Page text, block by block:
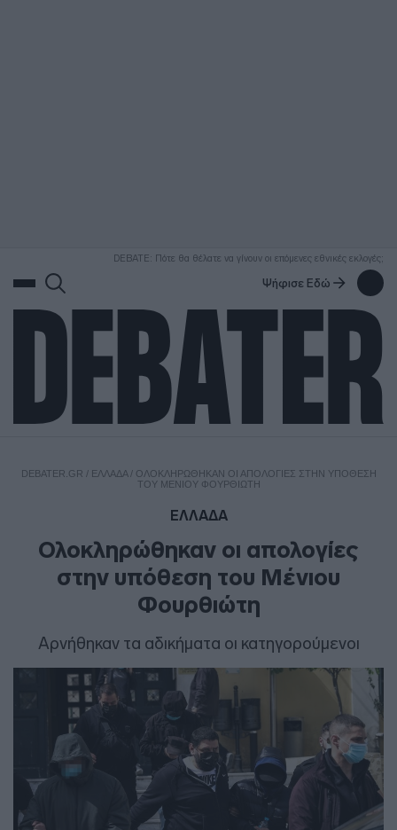
DEBATE: Πότε θα θέλατε να γίνουν οι επόμενες εθνικές εκλογές;
Ψήφισε Εδώ
DEBATER.GR / ΕΛΛΑΔΑ/ ΟΛΟΚΛΗΡΏΘΗΚΑΝ ΟΙ ΑΠΟΛΟΓΊΕΣ ΣΤΗΝ ΥΠΌΘΕΣΗ
ΤΟΥ ΜΈΝΙΟΥ ΦΟΥΡΘΙΏΤΗ
ΕΛΛΑΔΑ
Ολοκληρώθηκαν οι απολογίες
στην υπόθεση του Μένιου
Φουρθιώτη
Αρνήθηκαν τα αδικήματα οι κατηγορούμενοι